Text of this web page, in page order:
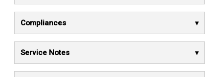
Compliances
Service Notes